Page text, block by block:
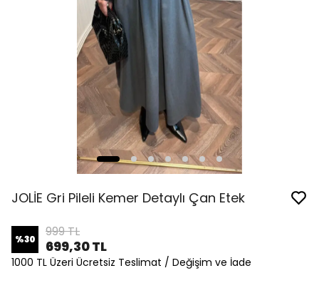
JOLİE Gri Pileli Kemer Detaylı Çan Etek
%30 999 TL
699,30 TL
1000 TL Üzeri Ücretsiz Teslimat / Değişim ve İade